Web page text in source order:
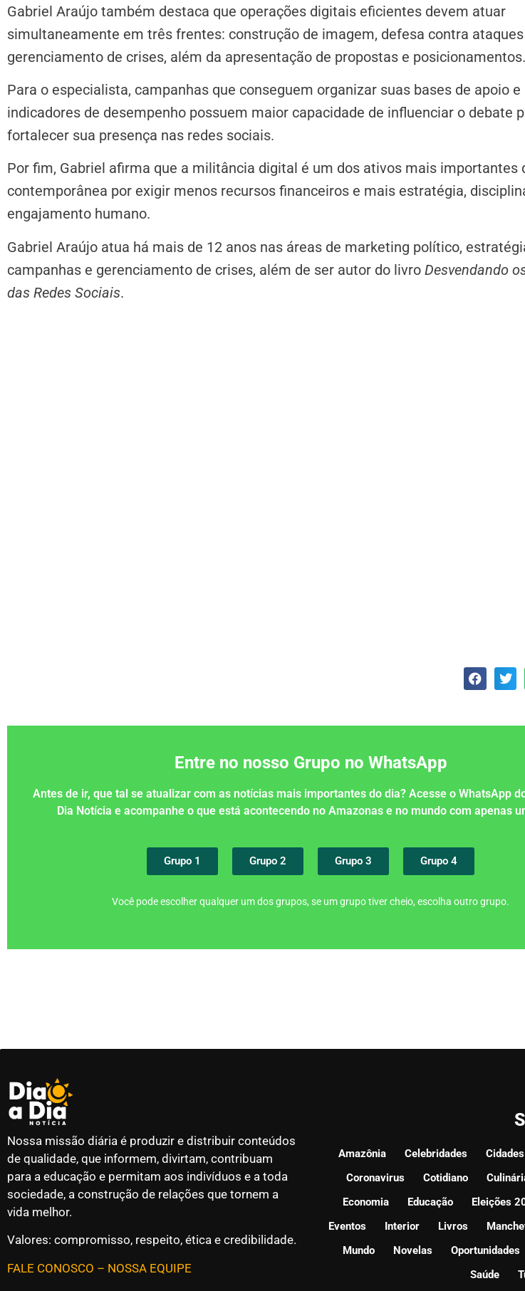
Gabriel Araújo também destaca que operações digitais eficientes devem atuar
simultaneamente em três frentes: construção de imagem, defesa contra
gerenciamento de crises, além da apresentação de propostas e posicionamentos.
Para o especialista, campanhas que conseguem organizar suas bases de apoio
indicadores de desempenho possuem maior capacidade de influenciar o debate
fortalecer sua presença nas redes sociais.
Por fim, Gabriel afirma que a militância digital é um dos ativos mais importantes
contemporânea por exigir menos recursos financeiros e mais estratégia,
engajamento humano.
Gabriel Araújo atua há mais de 12 anos nas áreas de marketing político,
campanhas e gerenciamento de crises, além de ser autor do livro Desvendando
das Redes Sociais.
Entre no nosso Grupo no WhatsApp
Antes de ir, que tal se atualizar com as notícias mais importantes do dia? Acesse o WhatsApp
Dia Notícia e acompanhe o que está acontecendo no Amazonas e no mundo com apenas
Grupo 1 Grupo 2 Grupo 3 Grupo 4
Você pode escolher qualquer um dos grupos, se um grupo tiver cheio, escolha outro grupo.
Nossa missão diária é produzir e distribuir conteúdos
de qualidade, que informem, divirtam, contribuam
para a educação e permitam aos indivíduos e a toda
sociedade, a construção de relações que tornem a
vida melhor.
Valores: compromisso, respeito, ética e credibilidade.
FALE CONOSCO – NOSSA EQUIPE
Amazônia Celebridades Cidades
Coronavirus
Cotidiano
Economia
Educação Eleições
Eventos
Interior Livros
Mundo
Novelas Oportunidades
Saúde